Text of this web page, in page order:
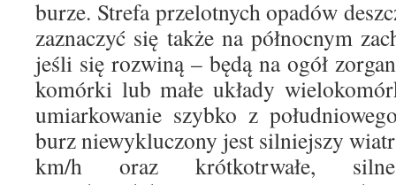
burze. Strefa przelotnych opadów
zaznaczyć się także na północnym
jeśli się rozwiną – będą na ogół
komórki lub małe układy
umiarkowanie szybko z
burz niewykluczony jest silniejszy
km/h oraz krótkotrwałe,